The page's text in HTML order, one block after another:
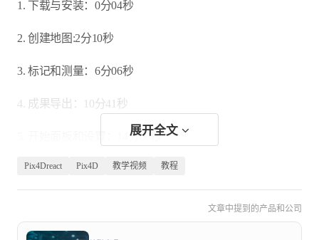
1. 下载与安装：0分04秒
2. 创建地图:2分10秒
3. 标记和测量：6分06秒
4. 成果导出：10分41秒
5. 开始面板和设置：14分00秒
展开全文
Pix4Dreact Pix4D 教学视频 教程
文章中提到的产品和公司